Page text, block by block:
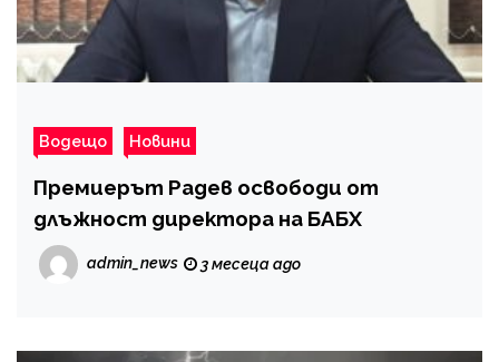
Водещо Новини
Премиерът Радев освободи от
длъжност директора на БАБХ
admin_news 3 месеца ago